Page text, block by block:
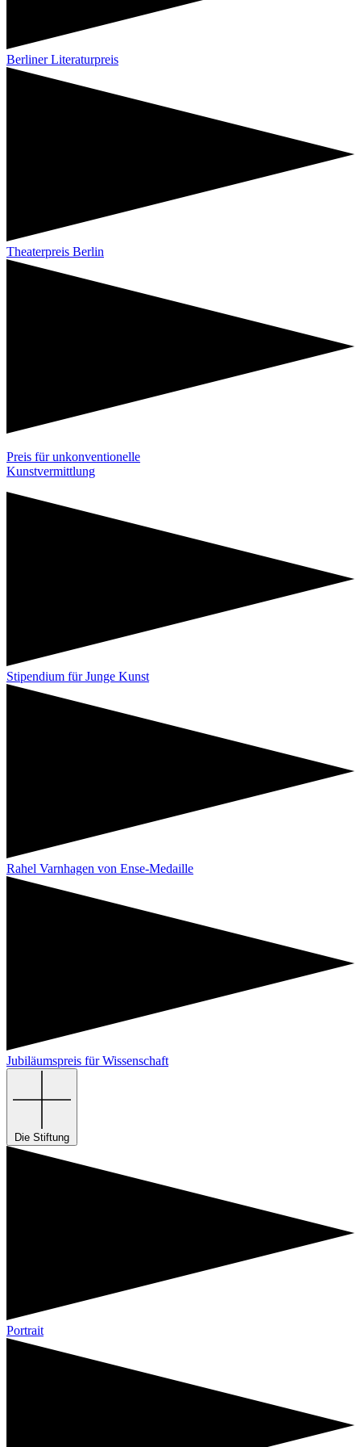
Berliner Literaturpreis
Theaterpreis Berlin
Preis für unkonventionelle
Kunstvermittlung
Stipendium für Junge Kunst
Rahel Varnhagen von Ense-Medaille
Jubiläumspreis für Wissenschaft
Die Stiftung
Portrait